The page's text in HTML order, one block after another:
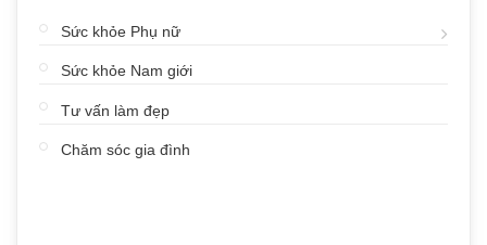
Sức khỏe Phụ nữ
Sức khỏe Nam giới
Tư vấn làm đẹp
Chăm sóc gia đình